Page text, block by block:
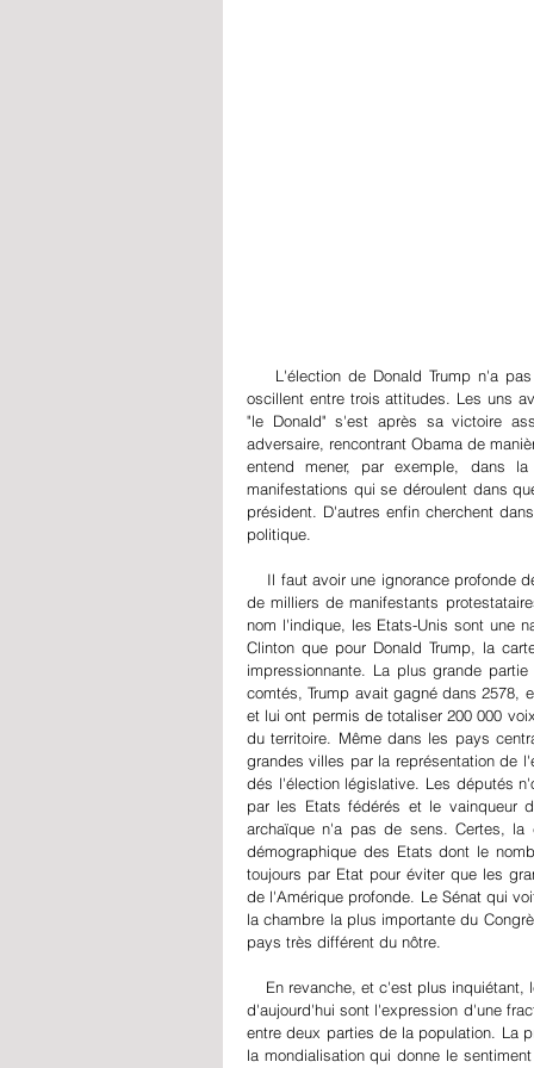
oscillent entre trois attitudes. Les uns
"le Donald" s'est après sa victoire
adversaire, rencontrant Obama de
entend mener, par exemple, dans
manifestations qui se déroulent dans
président. D'autres enfin cherchent
politique.
de milliers de manifestants
nom l'indique, les Etats-Unis sont une
Clinton que pour Donald Trump, la
impressionnante. La plus grande
comtés, Trump avait gagné dans 2578,
et lui ont permis de totaliser 200 000
du territoire. Même dans les pays
grandes villes par la représentation de
dés l'élection législative. Les députés
par les Etats fédérés et le vainqueur
archaïque n'a pas de sens. Certes, la
démographique des Etats dont le
toujours par Etat pour éviter que les
de l'Amérique profonde. Le Sénat qui
la chambre la plus importante du
pays très différent du nôtre.
d'aujourd'hui sont l'expression d'une
entre deux parties de la population. La
la mondialisation qui donne le